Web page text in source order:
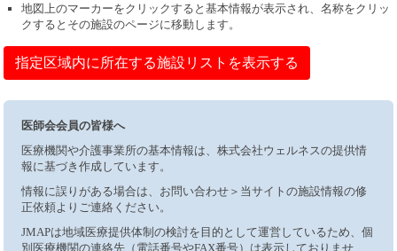
地図上のマーカーをクリックすると基本情報が表示され、名称をクリッ
クするとその施設のページに移動します。
指定区域内に所在する施設リストを表示する
医師会会員の皆様へ
医療機関や介護事業所の基本情報は、株式会社ウェルネスの提供情
報に基づき作成しています。
情報に誤りがある場合は、お問い合わせ＞当サイトの施設情報の修
正依頼よりご連絡ください。
JMAPは地域医療提供体制の検討を目的として運営しているため、個
別医療機関の連絡先（電話番号やFAX番号）は表示しておりませ